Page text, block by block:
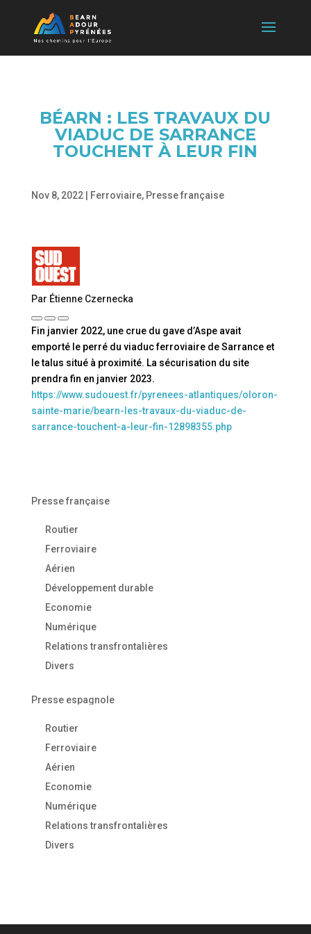
BÉARN : LES TRAVAUX DU
VIADUC DE SARRANCE
TOUCHENT À LEUR FIN
Nov 8, 2022| Ferroviaire, Presse française
Par Étienne Czernecka
Fin janvier 2022, une crue du gave d’Aspe avait
emporté le perré du viaduc ferroviaire de Sarrance et
le talus situé à proximité. La sécurisation du site
prendra fin en janvier 2023.
https://www.sudouest.fr/pyrenees-atlantiques/oloron-
sainte-marie/bearn-les-travaux-du-viaduc-de-
sarrance-touchent-a-leur-fin-12898355.php
Presse française
Routier
Ferroviaire
Aérien
Développement durable
Economie
Numérique
Relations transfrontalières
Divers
Presse espagnole
Routier
Ferroviaire
Aérien
Economie
Numérique
Relations transfrontalières
Divers